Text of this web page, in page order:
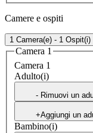
Camere e ospiti
1 Camera(e) - 1 Ospit(i)
Camera 1
Camera 1
Adulto(i)
- Rimuovi un
+Aggiungi un
Bambino(i)